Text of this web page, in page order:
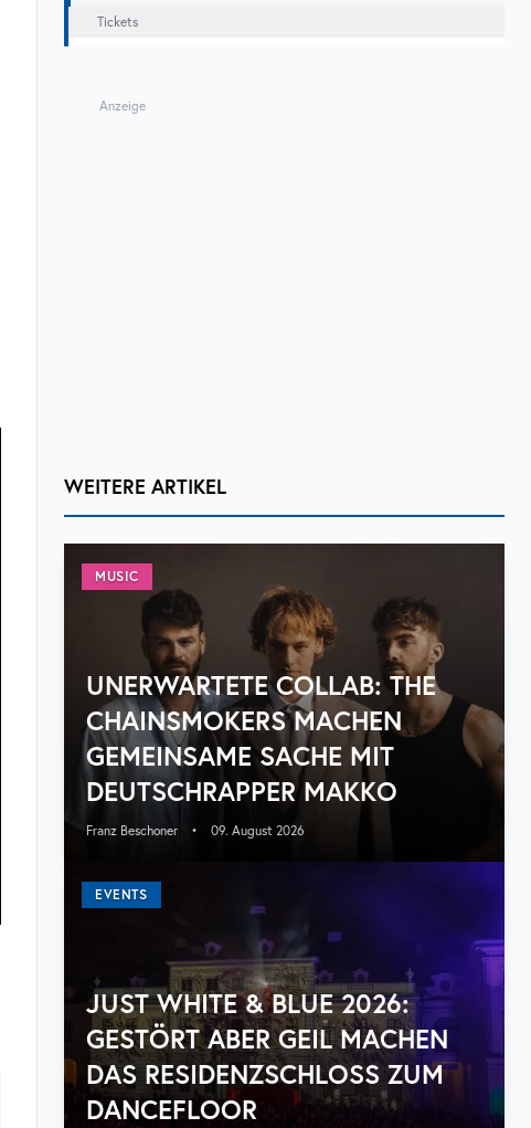
Tickets
Anzeige
WEITERE ARTIKEL
MUSIC
UNERWARTETE COLLAB: THE
CHAINSMOKERS MACHEN
GEMEINSAME SACHE MIT
DEUTSCHRAPPER MAKKO
Franz Beschoner • 09. August 2026
EVENTS
JUST WHITE & BLUE 2026:
GESTÖRT ABER GEIL MACHEN
DAS RESIDENZSCHLOSS ZUM
DANCEFLOOR